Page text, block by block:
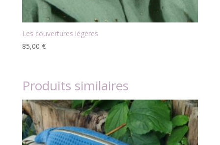
Les couvertures légères
85,00 €
Produits similaires